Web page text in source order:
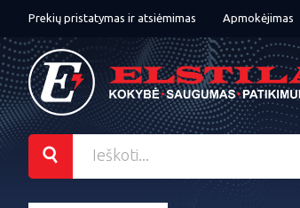
Prekių pristatymas ir atsiėmimas Apmokėjimas